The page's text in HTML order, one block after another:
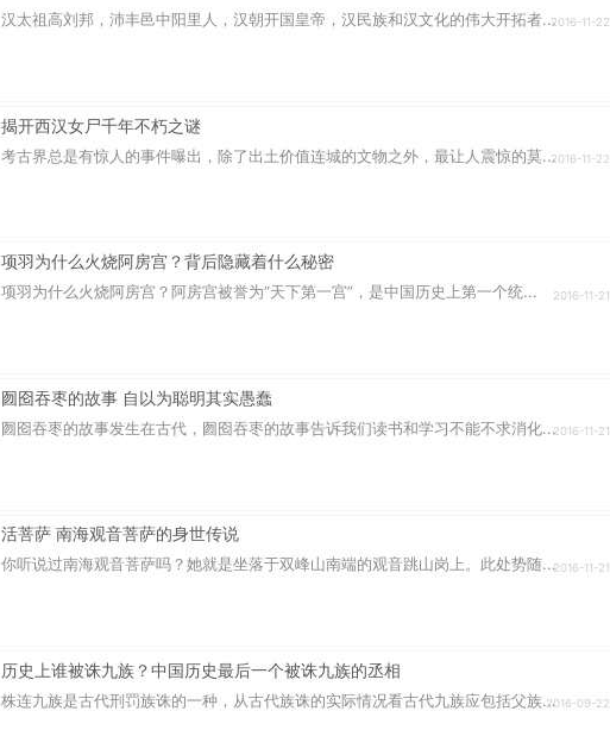
汉太祖高刘邦，沛丰邑中阳里人，汉朝开国皇帝，汉民族和汉文化的伟大开拓者...2016-11-22
揭开西汉女尸千年不朽之谜
考古界总是有惊人的事件曝出，除了出土价值连城的文物之外，最让人震惊的莫...2016-11-22
项羽为什么火烧阿房宫？背后隐藏着什么秘密
项羽为什么火烧阿房宫？阿房宫被誉为“天下第一宫”，是中国历史上第一个统... 2016-11-21
囫囵吞枣的故事 自以为聪明其实愚蠢
囫囵吞枣的故事发生在古代，囫囵吞枣的故事告诉我们读书和学习不能不求消化...2016-11-21
活菩萨 南海观音菩萨的身世传说
你听说过南海观音菩萨吗？她就是坐落于双峰山南端的观音跳山岗上。此处势随...2016-11-21
历史上谁被诛九族？中国历史最后一个被诛九族的丞相
株连九族是古代刑罚族诛的一种，从古代族诛的实际情况看古代九族应包括父族...2016-09-22